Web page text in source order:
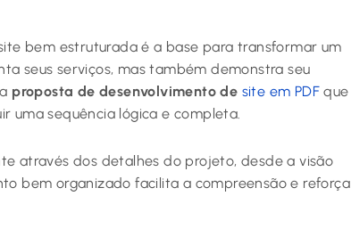
bem estruturada é a base para transformar um
seus serviços, mas também demonstra seu
proposta de desenvolvimento de site em PDF que
uma sequência lógica e completa.
através dos detalhes do projeto, desde a visão
bem organizado facilita a compreensão e reforça